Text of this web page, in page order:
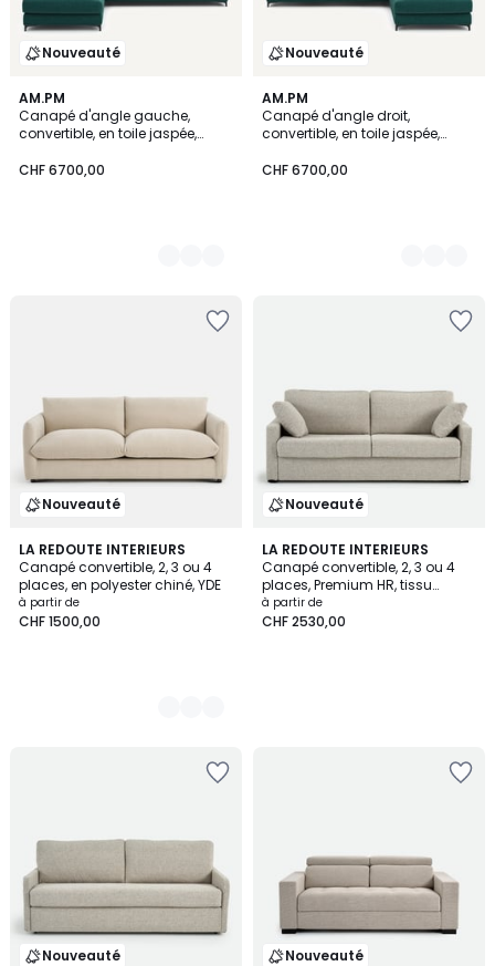
Nouveauté
AM.PM
Canapé d'angle gauche,
convertible, en toile jaspée,
CHF 6700,00
3
Couleurs
Nouveauté
AM.PM
Canapé d'angle droit,
convertible, en toile jaspée,
CHF 6700,00
3
Couleurs
Nouveauté
LA REDOUTE INTERIEURS
Canapé convertible, 2, 3 ou 4
places, en polyester chiné, YDE
à partir de
CHF 1500,00
5
Couleurs
Nouveauté
LA REDOUTE INTERIEURS
Canapé convertible, 2, 3 ou 4
places, Premium HR, tissu
texturé moucheté, TIMOR
à partir de
CHF 2530,00
Nouveauté Nouveauté